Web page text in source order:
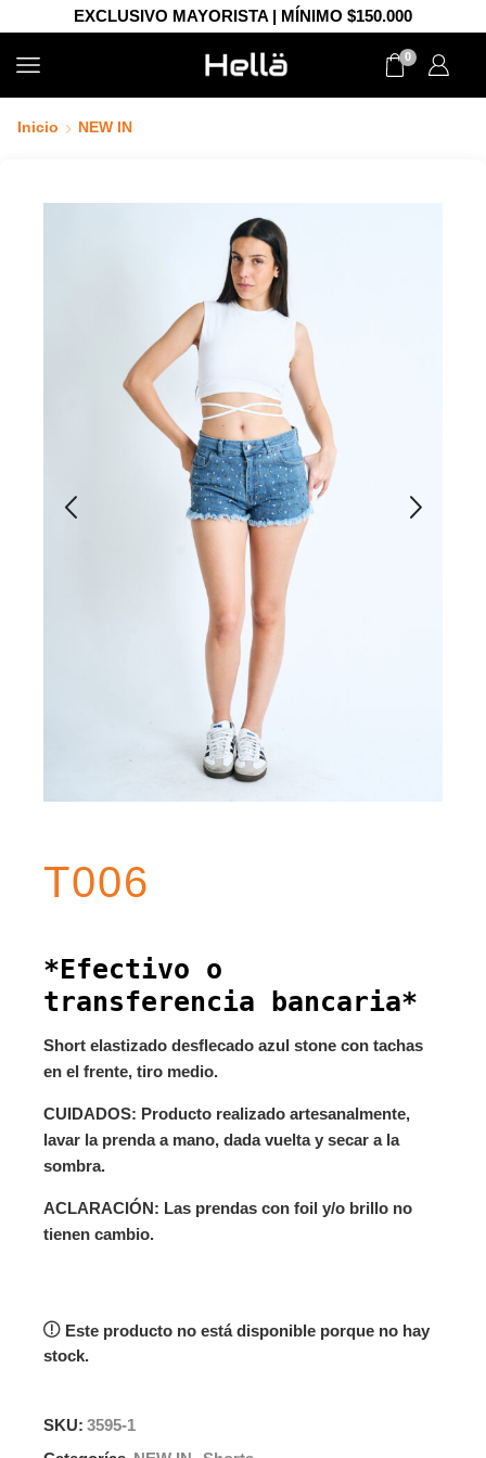
EXCLUSIVO MAYORISTA | MÍNIMO $150.000
0
Inicio NEW IN
T006
*Efectivo o
transferencia bancaria*
Short elastizado desflecado azul stone con tachas
en el frente, tiro medio.
CUIDADOS: Producto realizado artesanalmente,
lavar la prenda a mano, dada vuelta y secar a la
sombra.
ACLARACIÓN: Las prendas con foil y/o brillo no
tienen cambio.
Este producto no está disponible porque no hay
stock.
SKU: 3595-1